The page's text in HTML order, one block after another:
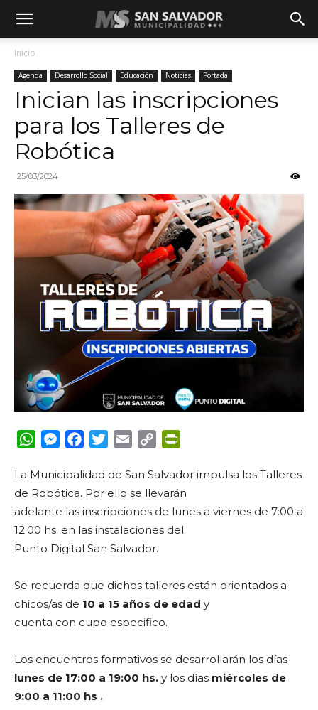
Inicio
Agenda Desarrollo Social Educación Noticias Portada
Inician las inscripciones
para los Talleres de
Robótica
25/03/2024
WhatsApp
Messenger
FacebookTwitterEmail Copy
La Municipalidad de San Salvador impulsa los Talleres
de Robótica. Por ello se llevarán
adelante las inscripciones de lunes a viernes de 7:00 a
12:00 hs. en las instalaciones del
Punto Digital San Salvador.
Se recuerda que dichos talleres están orientados a
chicos/as de 10 a 15 años de edad y
cuenta con cupo especifico.
Los encuentros formativos se desarrollarán los días
lunes de 17:00 a 19:00 hs. y los días miércoles de
9:00 a 11:00 hs .